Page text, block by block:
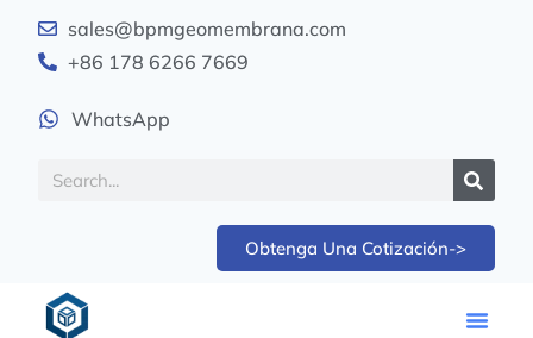
sales@bpmgeomembrana.com
+86 178 6266 7669
WhatsApp
Obtenga Una Cotización->